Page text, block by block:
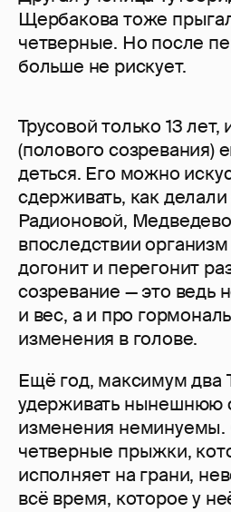
Щербакова тоже
четверные. Но после
больше не рискует.
Трусовой только 13 лет,
(полового созревания)
деться. Его можно
сдерживать, как
Радионовой,
впоследствии
догонит и перегонит
созревание — это ведь
и вес, а и про
изменения в голове.
Ещё год, максимум два
удерживать нынешнюю
изменения неминуемы.
четверные прыжки,
исполняет на грани,
всё время, которое у